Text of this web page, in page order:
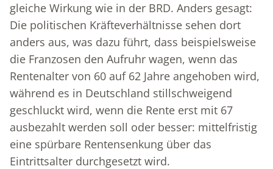
gleiche Wirkung wie in der BRD. Anders gesagt:
Die politischen Kräfteverhältnisse sehen dort
anders aus, was dazu führt, dass beispielsweise
die Franzosen den Aufruhr wagen, wenn das
Rentenalter von 60 auf 62 Jahre angehoben wird,
während es in Deutschland stillschweigend
geschluckt wird, wenn die Rente erst mit 67
ausbezahlt werden soll oder besser: mittelfristig
eine spürbare Rentensenkung über das
Eintrittsalter durchgesetzt wird.